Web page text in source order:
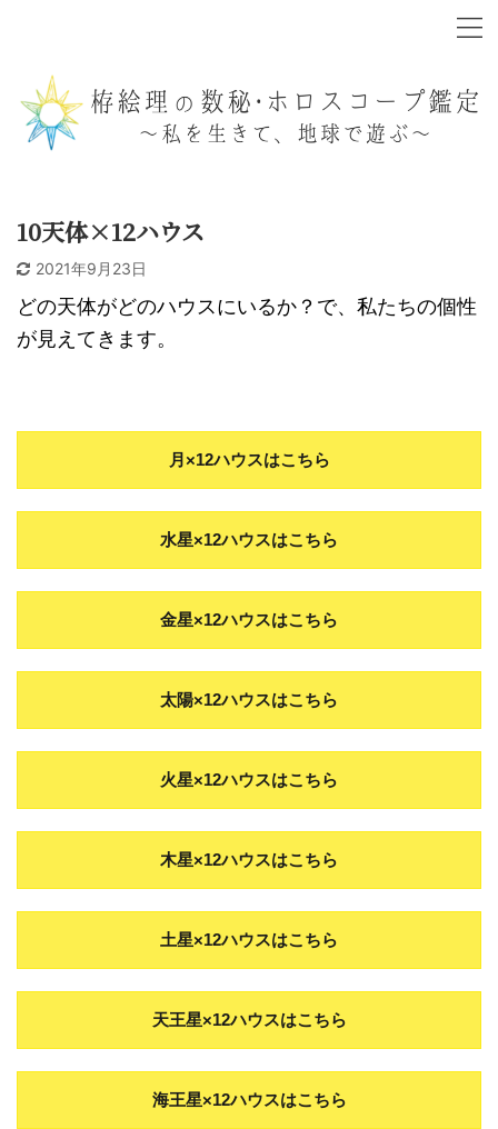
10天体×12ハウス
2021年9月23日
どの天体がどのハウスにいるか？で、私たちの個性
が見えてきます。
月×12ハウスはこちら
水星×12ハウスはこちら
金星×12ハウスはこちら
太陽×12ハウスはこちら
火星×12ハウスはこちら
木星×12ハウスはこちら
土星×12ハウスはこちら
天王星×12ハウスはこちら
海王星×12ハウスはこちら